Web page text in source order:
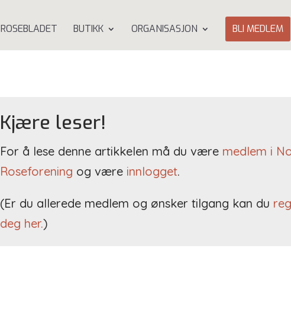
ROSEBLADET BUTIKK ORGANISASJON BLI MEDLEM
Kjære leser!
For å lese denne artikkelen må du være medlem i
Roseforening og være innlogget.
(Er du allerede medlem og ønsker tilgang kan du
deg her.)